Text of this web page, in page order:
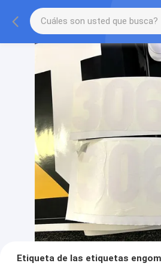
Etiqueta de las etiquetas